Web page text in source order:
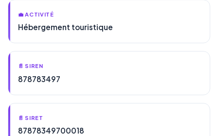
💼 ACTIVITÉ
Hébergement touristique
📄 SIREN
878783497
📄 SIRET
87878349700018